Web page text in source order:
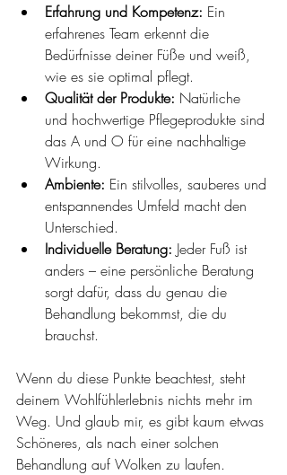
Erfahrung und Kompetenz: Ein
erfahrenes Team erkennt die
Bedürfnisse deiner Füße und weiß,
wie es sie optimal pflegt.
Qualität der Produkte: Natürliche
und hochwertige Pflegeprodukte sind
das A und O für eine nachhaltige
Wirkung.
Ambiente: Ein stilvolles, sauberes und
entspannendes Umfeld macht den
Unterschied.
Individuelle Beratung: Jeder Fuß ist
anders – eine persönliche Beratung
sorgt dafür, dass du genau die
Behandlung bekommst, die du
brauchst.
Wenn du diese Punkte beachtest, steht
deinem Wohlfühlerlebnis nichts mehr im
Weg. Und glaub mir, es gibt kaum etwas
Schöneres, als nach einer solchen
Behandlung auf Wolken zu laufen.